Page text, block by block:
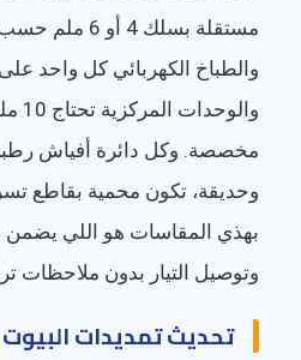
مستقلة بسلك 4
والطباخ الكهربائي كل واحد
مخصصة. وكل دائرة أفياش
وحديقة، تكون محمية بقاطع
بهذي المقاسات هو اللي
وتوصيل التيار بدون ملاحظات
تحديث تمديدات